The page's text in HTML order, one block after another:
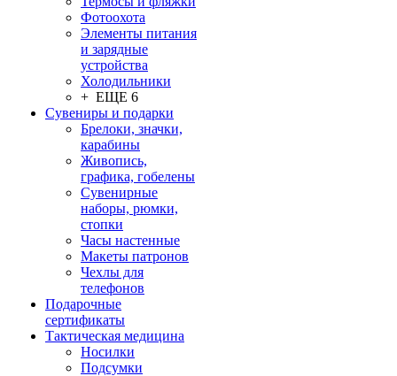
Фотоохота
Элементы питания
и зарядные
устройства
Холодильники
+ ЕЩЕ 6
Сувениры и подарки
Брелоки, значки,
карабины
Живопись,
графика, гобелены
Сувенирные
наборы, рюмки,
стопки
Часы настенные
Макеты патронов
Чехлы для
телефонов
Подарочные
сертификаты
Тактическая медицина
Носилки
Подсумки